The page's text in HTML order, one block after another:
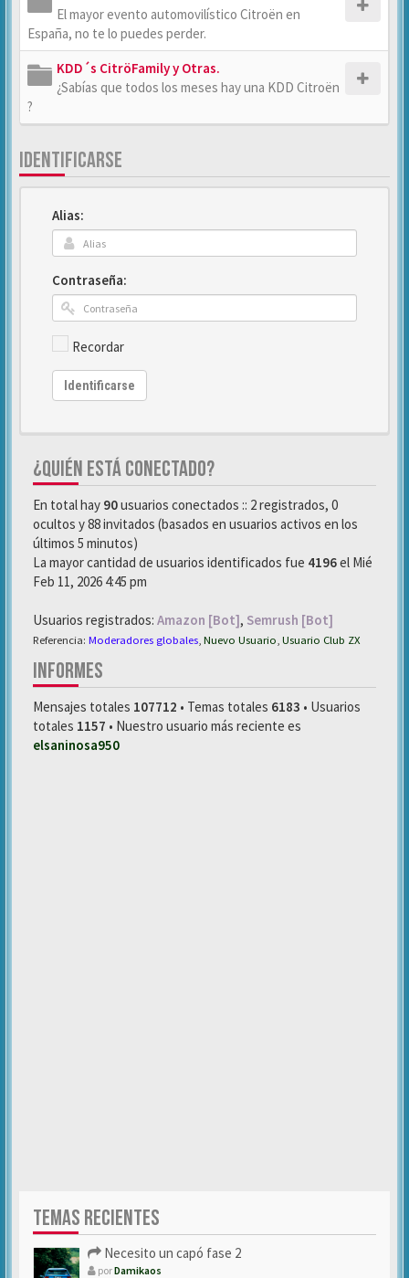
El mayor evento automovilístico Citroën en
España, no te lo puedes perder.
KDD´s CitröFamily y Otras.
¿Sabías que todos los meses hay una KDD Citroën
?
IDENTIFICARSE
Alias:
Contraseña:
Recordar
Identificarse
¿QUIÉN ESTÁ CONECTADO?
En total hay 90usuarios conectados :: 2 registrados, 0
ocultos y 88 invitados (basados en usuarios activos en los
últimos 5 minutos)
La mayor cantidad de usuarios identificados fue 4196el Mié
Feb 11, 2026 4:45 pm
Usuarios registrados: Amazon [Bot], Semrush [Bot]
Referencia: Moderadores globales Nuevo Usuario Usuario Club ZX
INFORMES
Mensajes totales 107712 • Temas totales 6183 • Usuarios
totales 1157 • Nuestro usuario más reciente es
elsaninosa950
TEMAS RECIENTES
Necesito un capó fase 2
porDamikaos